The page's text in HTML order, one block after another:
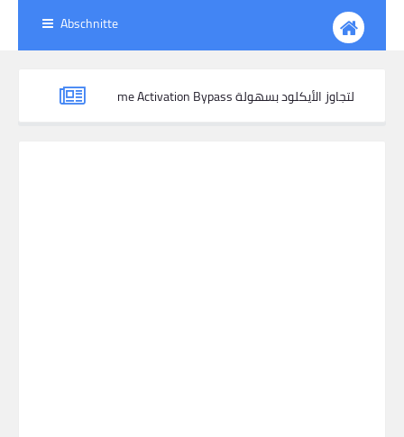
Abschnitte
كيفية استخدام iResolvePrime Activation Bypass لتجاوز الأيكلود بسهولة